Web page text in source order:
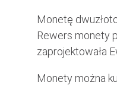
Monetę
Rewers monety
zaprojektowała
Monety można